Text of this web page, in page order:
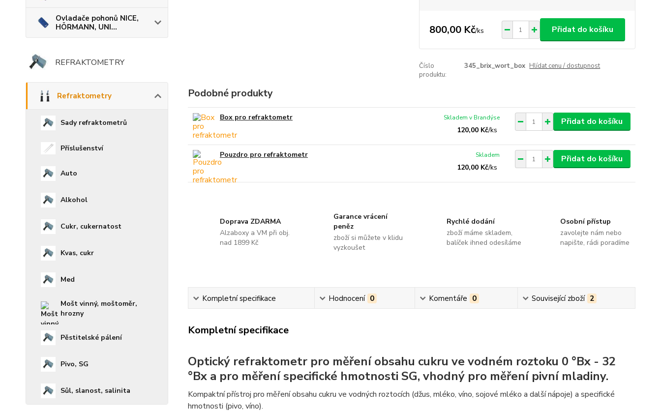
Ovladače pohonů NICE,
HÖRMANN, UNI...
REFRAKTOMETRY
Refraktometry
Sady refraktometrů
Příslušenství
Auto
Alkohol
Cukr, cukernatost
Kvas, cukr
Med
Mošt vinný, moštoměr,
hrozny
Pěstitelské pálení
Pivo, SG
Sůl, slanost, salinita
800,00 Kč/ks Přidat do košíku
Číslo
produktu:
345_brix_wort_box Hlídat cenu / dostupnost
Podobné produkty
Box pro refraktometr
120,00 Kč/ks
Skladem v Brandýse Přidat do košíku
Pouzdro pro refraktometr
120,00 Kč/ks
Skladem Přidat do košíku
Doprava ZDARMA
Alzaboxy a VM při obj.
nad 1899 Kč
Garance vrácení
peněz
zboží si můžete v klidu
vyzkoušet
Rychlé dodání
zboží máme skladem,
balíček ihned odesíláme
Osobní přístup
zavolejte nám nebo
napište, rádi poradíme
Kompletní specifikace Hodnocení 0 Komentáře 0 Související zboží 2
Kompletní specifikace
Optický refraktometr pro měření obsahu cukru ve vodném roztoku 0 °Bx - 32
°Bx a pro měření specifické hmotnosti SG, vhodný pro měření pivní mladiny.
Kompaktní přístroj pro měření obsahu cukru ve vodných roztocích (džus, mléko, víno, sojové mléko a další nápoje) a specifické
hmotnosti (pivo, víno).